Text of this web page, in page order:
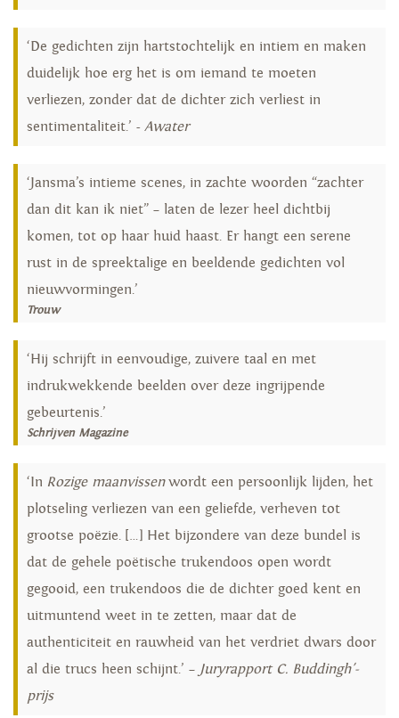
‘De gedichten zijn hartstochtelijk en intiem en maken
duidelijk hoe erg het is om iemand te moeten
verliezen, zonder dat de dichter zich verliest in
sentimentaliteit.’ - Awater
‘Jansma’s intieme scenes, in zachte woorden “zachter
dan dit kan ik niet” – laten de lezer heel dichtbij
komen, tot op haar huid haast. Er hangt een serene
rust in de spreektalige en beeldende gedichten vol
nieuwvormingen.’
Trouw
‘Hij schrijft in eenvoudige, zuivere taal en met
indrukwekkende beelden over deze ingrijpende
gebeurtenis.’
Schrijven Magazine
‘In Rozige maanvissenwordt een persoonlijk lijden, het
plotseling verliezen van een geliefde, verheven tot
grootse poëzie. […] Het bijzondere van deze bundel is
dat de gehele poëtische trukendoos open wordt
gegooid, een trukendoos die de dichter goed kent en
uitmuntend weet in te zetten, maar dat de
authenticiteit en rauwheid van het verdriet dwars door
al die trucs heen schijnt.’ – Juryrapport C. Buddingh'-
prijs